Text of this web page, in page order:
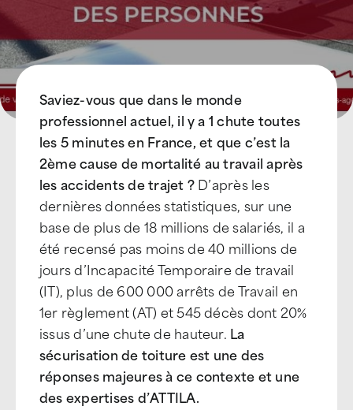
Saviez-vous que dans le monde
professionnel actuel, il y a 1 chute toutes
les 5 minutes en France, et que c’est la
2ème cause de mortalité au travail après
les accidents de trajet ?D’après les
dernières données statistiques, sur une
base de plus de 18 millions de salariés, il a
été recensé pas moins de 40 millions de
jours d’Incapacité Temporaire de travail
(IT), plus de 600 000 arrêts de Travail en
1er règlement (AT) et 545 décès dont 20%
issus d’une chute de hauteur. La
sécurisation de toiture est une des
réponses majeures à ce contexte et une
des expertises d’ATTILA.